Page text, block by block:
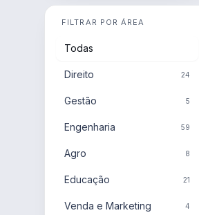
FILTRAR POR ÁREA
Todas
Direito 24
Gestão 5
Engenharia 59
Agro 8
Educação 21
Venda e Marketing 4